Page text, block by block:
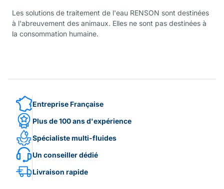
Les solutions de traitement de l'eau RENSON sont destinées
à l'abreuvement des animaux. Elles ne sont pas destinées à
la consommation humaine.
Entreprise Française
Plus de 100 ans d'expérience
Spécialiste multi-fluides
Un conseiller dédié
Livraison rapide